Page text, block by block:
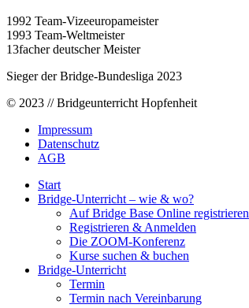
1992 Team-Vizeeuropameister
1993 Team-Weltmeister
13facher deutscher Meister
Sieger der Bridge-Bundesliga 2023
© 2023 // Bridgeunterricht Hopfenheit
Impressum
Datenschutz
AGB
Start
Bridge-Unterricht – wie & wo?
Auf Bridge Base Online registrieren
Registrieren & Anmelden
Die ZOOM-Konferenz
Kurse suchen & buchen
Bridge-Unterricht
Termin
Termin nach Vereinbarung